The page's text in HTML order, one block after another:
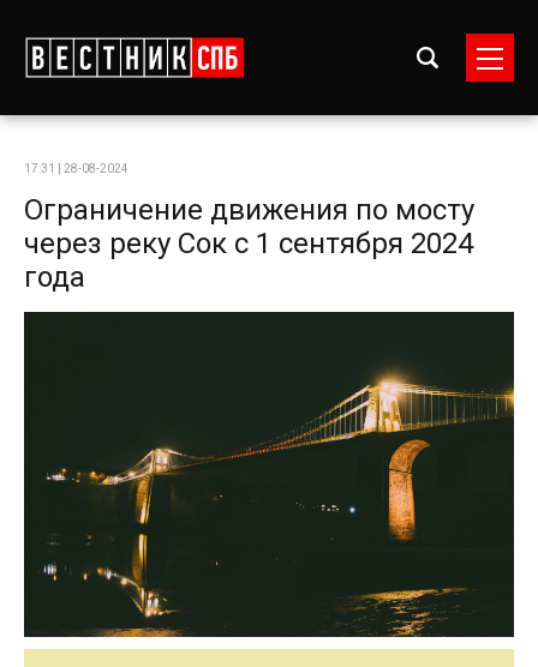
17:31 | 28-08-2024
Ограничение движения по мосту
через реку Сок с 1 сентября 2024
года